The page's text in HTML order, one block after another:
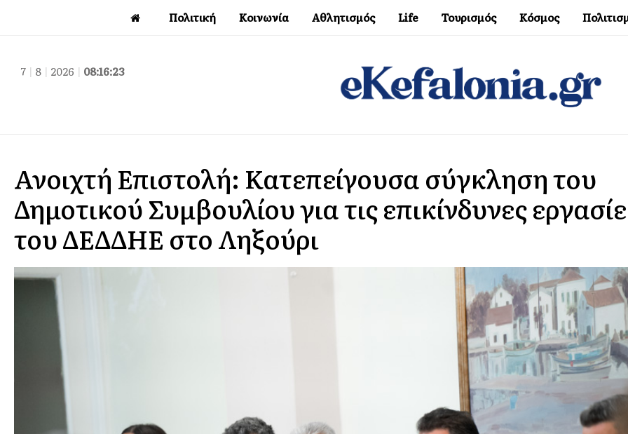
Πολιτική Κοινωνία Αθλητισμός Life Τουρισμός Κόσμος
7 | 8 | 2026 | 08:16:24
Ανοιχτή Επιστολή: Κατεπείγουσα σύγκληση του
Δημοτικού Συμβουλίου για τις επικίνδυνες
του ΔΕΔΔΗΕ στο Ληξούρι